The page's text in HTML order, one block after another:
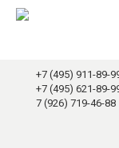
+7 (495) 911-89-
+7 (495) 621-89-
7 (926) 719-46-88